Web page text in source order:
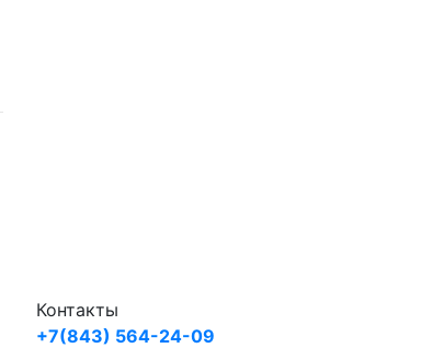
Контакты
+7(843) 564-24-09